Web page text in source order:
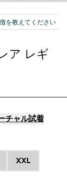
ア レギ
チャル試着
XXL